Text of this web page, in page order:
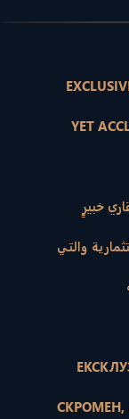
YET
خبيرٍ
والتي
СКРОМЕН,